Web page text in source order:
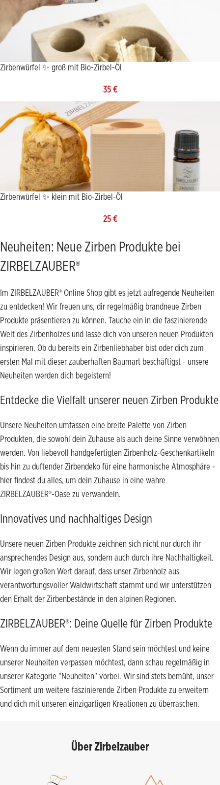
Zirbenwürfel ✨ groß mit Bio-Zirbel-Öl
35 €
Zirbenwürfel ✨ klein mit Bio-Zirbel-Öl
25 €
Neuheiten: Neue Zirben Produkte bei
ZIRBELZAUBER®
Im ZIRBELZAUBER® Online Shop gibt es jetzt aufregende Neuheiten
zu entdecken! Wir freuen uns, dir regelmäßig brandneue Zirben
Produkte präsentieren zu können. Tauche ein in die faszinierende
Welt des Zirbenholzes und lasse dich von unseren neuen Produkten
inspirieren. Ob du bereits ein Zirbenliebhaber bist oder dich zum
ersten Mal mit dieser zauberhaften Baumart beschäftigst - unsere
Neuheiten werden dich begeistern!
Entdecke die Vielfalt unserer neuen Zirben Produkte
Unsere Neuheiten umfassen eine breite Palette von Zirben
Produkten, die sowohl dein Zuhause als auch deine Sinne verwöhnen
werden. Von liebevoll handgefertigten Zirbenholz-Geschenkartikeln
bis hin zu duftender Zirbendeko für eine harmonische Atmosphäre -
hier findest du alles, um dein Zuhause in eine wahre
ZIRBELZAUBER®-Oase zu verwandeln.
Innovatives und nachhaltiges Design
Unsere neuen Zirben Produkte zeichnen sich nicht nur durch ihr
ansprechendes Design aus, sondern auch durch ihre Nachhaltigkeit.
Wir legen großen Wert darauf, dass unser Zirbenholz aus
verantwortungsvoller Waldwirtschaft stammt und wir unterstützen
den Erhalt der Zirbenbestände in den alpinen Regionen.
ZIRBELZAUBER®: Deine Quelle für Zirben Produkte
Wenn du immer auf dem neuesten Stand sein möchtest und keine
unserer Neuheiten verpassen möchtest, dann schau regelmäßig in
unserer Kategorie "Neuheiten" vorbei. Wir sind stets bemüht, unser
Sortiment um weitere faszinierende Zirben Produkte zu erweitern
und dich mit unseren einzigartigen Kreationen zu überraschen.
Über Zirbelzauber